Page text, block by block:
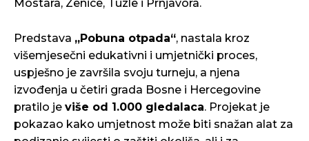
Mostara, Zenice, Tuzle i Prnjavora.
Predstava „Pobuna otpada“, nastala kroz
višemjesečni edukativni i umjetnički proces,
uspješno je završila svoju turneju, a njena
izvođenja u četiri grada Bosne i Hercegovine
pratilo je više od 1.000 gledalaca. Projekat je
pokazao kako umjetnost može biti snažan alat za